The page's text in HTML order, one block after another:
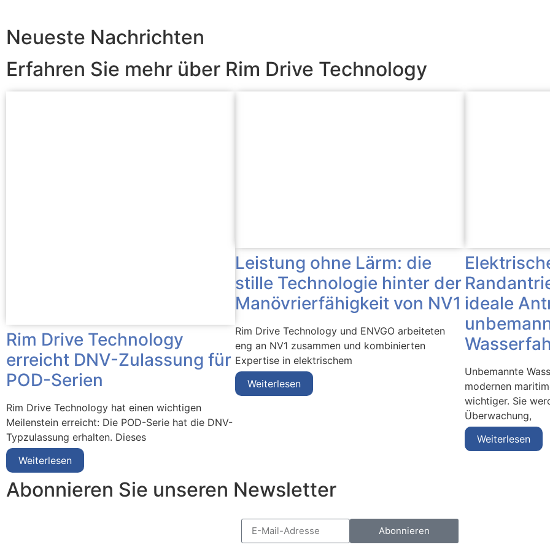
Neueste Nachrichten
Erfahren Sie mehr über Rim Drive Technology
Rim Drive Technology
erreicht DNV-Zulassung für
POD-Serien
Rim Drive Technology hat einen wichtigen
Meilenstein erreicht: Die POD-Serie hat die DNV-
Typzulassung erhalten. Dieses
Weiterlesen
Leistung ohne Lärm: die
stille Technologie hinter der
Manövrierfähigkeit von NV1
Rim Drive Technology und ENVGO arbeiteten
eng an NV1 zusammen und kombinierten
Expertise in elektrischem
Weiterlesen
ideale
Unbemannte
modernen
wichtiger. Sie
Überwachung,
Weiterlesen
Abonnieren Sie unseren Newsletter
Abonnieren